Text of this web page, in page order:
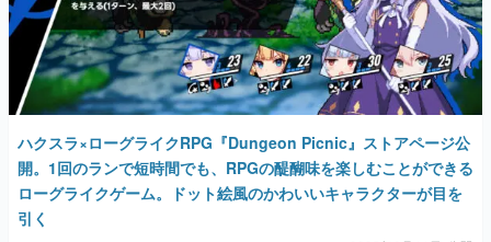
女性向け
アプリレビュー
その他
電ファミニコゲーマーとは？
運営：株式会社マレ
ハクスラ×ローグライクRPG『Dungeon Picnic』ストアページ公
開。1回のランで短時間でも、RPGの醍醐味を楽しむことができる
ローグライクゲーム。ドット絵風のかわいいキャラクターが目を
引く
2025年6月11日 公開
AD